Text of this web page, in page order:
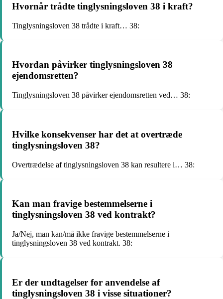
Hvornår trådte tinglysningsloven 38 i kraft?
Tinglysningsloven 38 trådte i kraft… 38:
Hvordan påvirker tinglysningsloven 38
ejendomsretten?
Tinglysningsloven 38 påvirker ejendomsretten ved… 38:
Hvilke konsekvenser har det at overtræde
tinglysningsloven 38?
Overtrædelse af tinglysningsloven 38 kan resultere i… 38:
Kan man fravige bestemmelserne i
tinglysningsloven 38 ved kontrakt?
Ja/Nej, man kan/må ikke fravige bestemmelserne i
tinglysningsloven 38 ved kontrakt. 38:
Er der undtagelser for anvendelse af
tinglysningsloven 38 i visse situationer?